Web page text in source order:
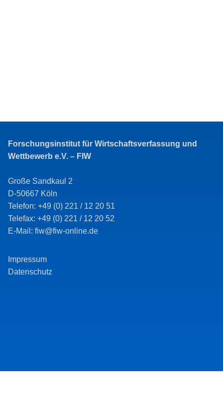
Forschungsinstitut für Wirtschaftsverfassung und
Wettbewerb e.V. – FIW
Große Sandkaul 2
D-50667 Köln
Telefon: +49 (0) 221 / 12 20 51
Telefax: +49 (0) 221 / 12 20 52
E-Mail: fiw@fiw-online.de
Impressum
Datenschutz